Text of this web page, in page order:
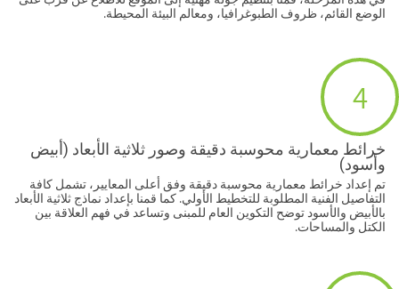
الوضع القائم، ظروف الطبوغرافيا، ومعالم البيئة المحيطة.
4
خرائط معمارية محوسبة دقيقة وصور ثلاثية الأبعاد (أبيض
وأسود)
تم إعداد خرائط معمارية محوسبة دقيقة وفق أعلى المعايير، تشمل كافة
التفاصيل الفنية المطلوبة للتخطيط الأولي. كما قمنا بإعداد نماذج ثلاثية الأبعاد
بالأبيض والأسود توضح التكوين العام للمبنى وتساعد في فهم العلاقة بين
الكتل والمساحات.